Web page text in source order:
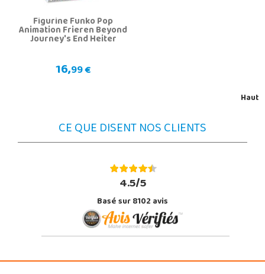
Figurine Funko Pop
Animation Frieren Beyond
Journey's End Heiter
16,99 €
Haut
CE QUE DISENT NOS CLIENTS
4.5/5
Basé sur 8102 avis